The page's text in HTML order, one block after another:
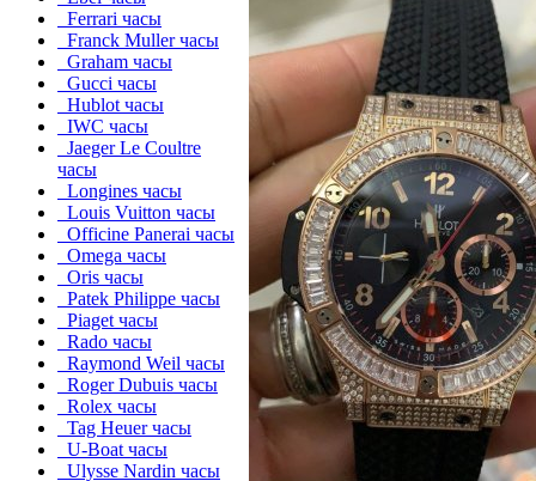
Ferrari часы
Franck Muller часы
Graham часы
Gucci часы
Hublot часы
IWC часы
Jaeger Le Coultre
часы
Longines часы
Louis Vuitton часы
Officine Panerai часы
Omega часы
Oris часы
Patek Philippe часы
Piaget часы
Rado часы
Raymond Weil часы
Roger Dubuis часы
Rolex часы
Tag Heuer часы
U-Boat часы
Ulysse Nardin часы